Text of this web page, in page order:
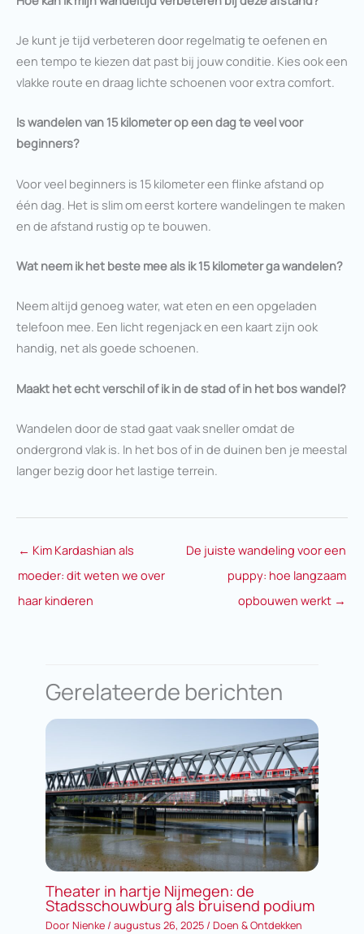
Je kunt je tijd verbeteren door regelmatig te oefenen en
een tempo te kiezen dat past bij jouw conditie. Kies ook een
vlakke route en draag lichte schoenen voor extra comfort.
Is wandelen van 15 kilometer op een dag te veel voor
beginners?
Voor veel beginners is 15 kilometer een flinke afstand op
één dag. Het is slim om eerst kortere wandelingen te maken
en de afstand rustig op te bouwen.
Wat neem ik het beste mee als ik 15 kilometer ga wandelen?
Neem altijd genoeg water, wat eten en een opgeladen
telefoon mee. Een licht regenjack en een kaart zijn ook
handig, net als goede schoenen.
Maakt het echt verschil of ik in de stad of in het bos wandel?
Wandelen door de stad gaat vaak sneller omdat de
ondergrond vlak is. In het bos of in de duinen ben je meestal
langer bezig door het lastige terrein.
← Kim Kardashian als
moeder: dit weten we over
haar kinderen
De juiste wandeling voor een
puppy: hoe langzaam
opbouwen werkt →
Gerelateerde berichten
Theater in hartje Nijmegen: de
Stadsschouwburg als bruisend podium
DoorNienke/augustus 26, 2025/Doen & Ontdekken